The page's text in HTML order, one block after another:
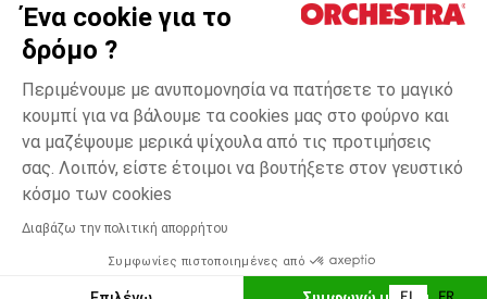
Ένα cookie για το
δρόμο ?
Περιμένουμε με ανυπομονησία να πατήσετε το μαγικό
κουμπί για να βάλουμε τα cookies μας στο φούρνο και
να μαζέψουμε μερικά ψίχουλα από τις προτιμήσεις
σας. Λοιπόν, είστε έτοιμοι να βουτήξετε στον γευστικό
κόσμο των cookies
Διαβάζω την πολιτική απορρήτου
Συμφωνίες πιστοποιημένες από
Εκρού
3
Δυνατότητα πληρωμής με
ΠΡΟΣΘΉΚΗ ΣΤΟ ΚΑΛΆΘΙ
Γενικοί 'Οροι Πώλησης
*Εμπορικες προσφορες
Προσωπικά δεδομένα
Διαχείρηση των cookies
Προσβασιμότητα: μη συμμορφούμενη
H Orchestra συμμετέχει στον κωδικά δεοντολογίας και στο σύστημα
μεσολάβησης της Γαλλικής Ομοσπονδίας Ηλεκτρονικού Εμπορίου.